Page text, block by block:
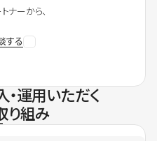
ーから、
する
・運用いただく
り組み